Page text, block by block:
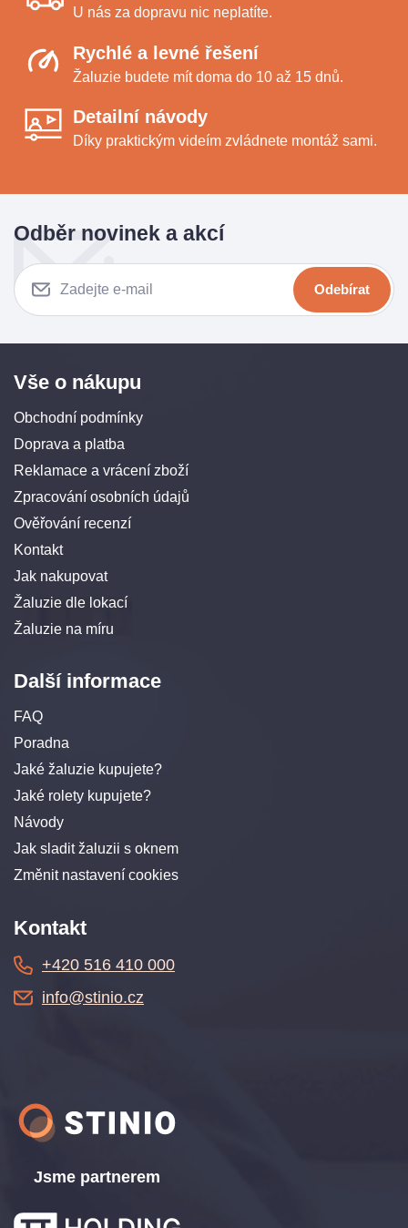
U nás za dopravu nic neplatíte.
Rychlé a levné řešení
Žaluzie budete mít doma do 10 až 15 dnů.
Detailní návody
Díky praktickým videím zvládnete montáž sami.
Odběr novinek a akcí
Odebírat
Vše o nákupu
Obchodní podmínky
Doprava a platba
Reklamace a vrácení zboží
Zpracování osobních údajů
Ověřování recenzí
Kontakt
Jak nakupovat
Žaluzie dle lokací
Žaluzie na míru
Další informace
FAQ
Poradna
Jaké žaluzie kupujete?
Jaké rolety kupujete?
Návody
Jak sladit žaluzii s oknem
Změnit nastavení cookies
Jsme partnerem
Kontakt
+420 516 410 000
info@stinio.cz